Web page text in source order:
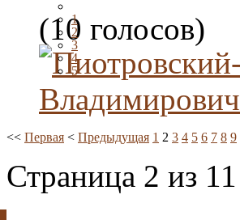
1
2
3
4
5
(10 голосов)
<< Первая < Предыдущая 1 2 3 4 5 6 7 8 9
Страница 2 из 11